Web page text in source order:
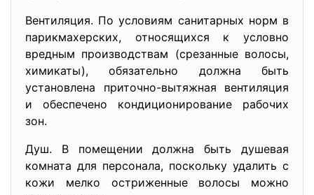
Вентиляция. По условиям санитарных норм в
парикмахерских, относящихся к условно
вредным производствам (срезанные волосы,
химикаты), обязательно должна быть
установлена приточно-вытяжная вентиляция
и обеспечено кондиционирование рабочих
зон.
Душ. В помещении должна быть душевая
комната для персонала, поскольку удалить с
кожи мелко остриженные волосы можно